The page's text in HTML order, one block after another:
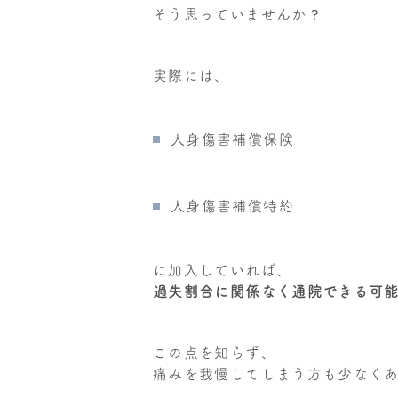
そう思っていませんか？
実際には、
人身傷害補償保険
人身傷害補償特約
に加入していれば、
過失割合に関係なく通院できる可
この点を知らず、
痛みを我慢してしまう方も少なくあ